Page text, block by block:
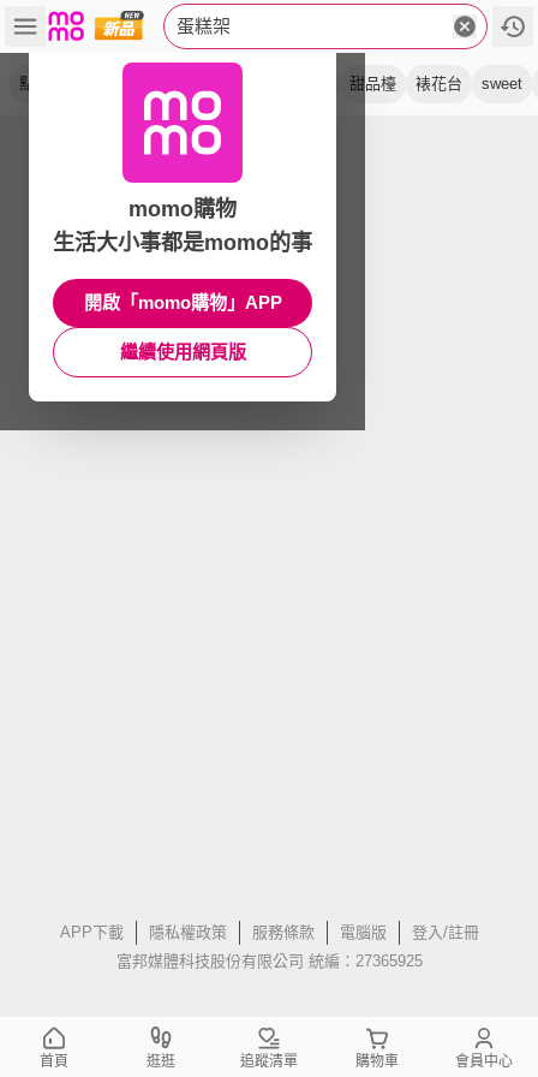
蛋糕架
點心架 甜品檯 裱花台 sweet
APP下載 隱私權政策 服務條款 電腦版
登入/註冊
富邦媒體科技股份有限公司 統編：27365925
momo購物
生活大小事都是momo的事
開啟「momo購物」APP
繼續使用網頁版
首頁 逛逛 追蹤清單 購物車 會員中心